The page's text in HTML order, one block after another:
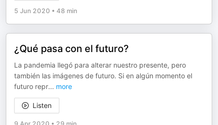
5 Jun 2020 • 48 min
¿Qué pasa con el futuro?
La pandemia llegó para alterar nuestro presente, pero
también las imágenes de futuro. Si en algún momento el
futuro repr... more
Listen